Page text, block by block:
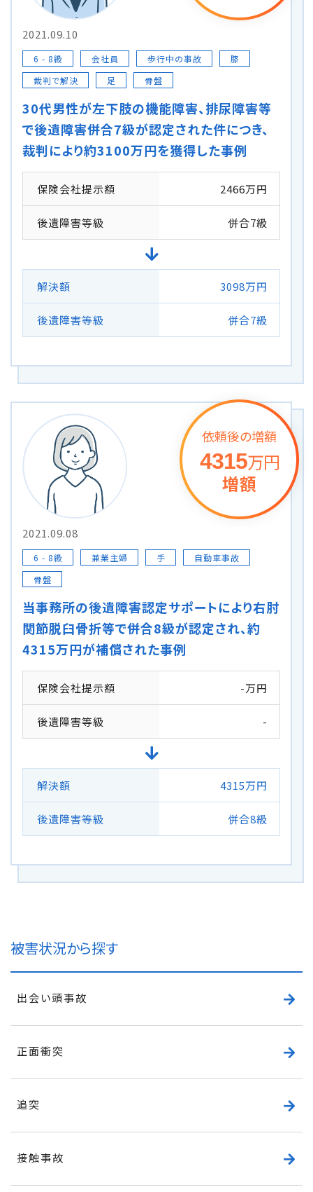
2021.09.10
6 - 8級 会社員 歩行中の事故
膝
裁判で解決
足 骨盤
30代男性が左下肢の機能障害、排尿障害等
で後遺障害併合7級が認定された件につき、
裁判により約3100万円を獲得した事例
保険会社提示額 2466万円
後遺障害等級 併合7級
解決額 3098万円
後遺障害等級 併合7級
2021.09.08
6 - 8級 兼業主婦 手
自動車事故
骨盤
当事務所の後遺障害認定サポートにより右肘
関節脱臼骨折等で併合8級が認定され、約
4315万円が補償された事例
保険会社提示額 -万円
後遺障害等級 -
解決額 4315万円
後遺障害等級 併合8級
依頼後の増額
4315万円
増額
被害状況から探す
出会い頭事故
正面衝突
追突
接触事故